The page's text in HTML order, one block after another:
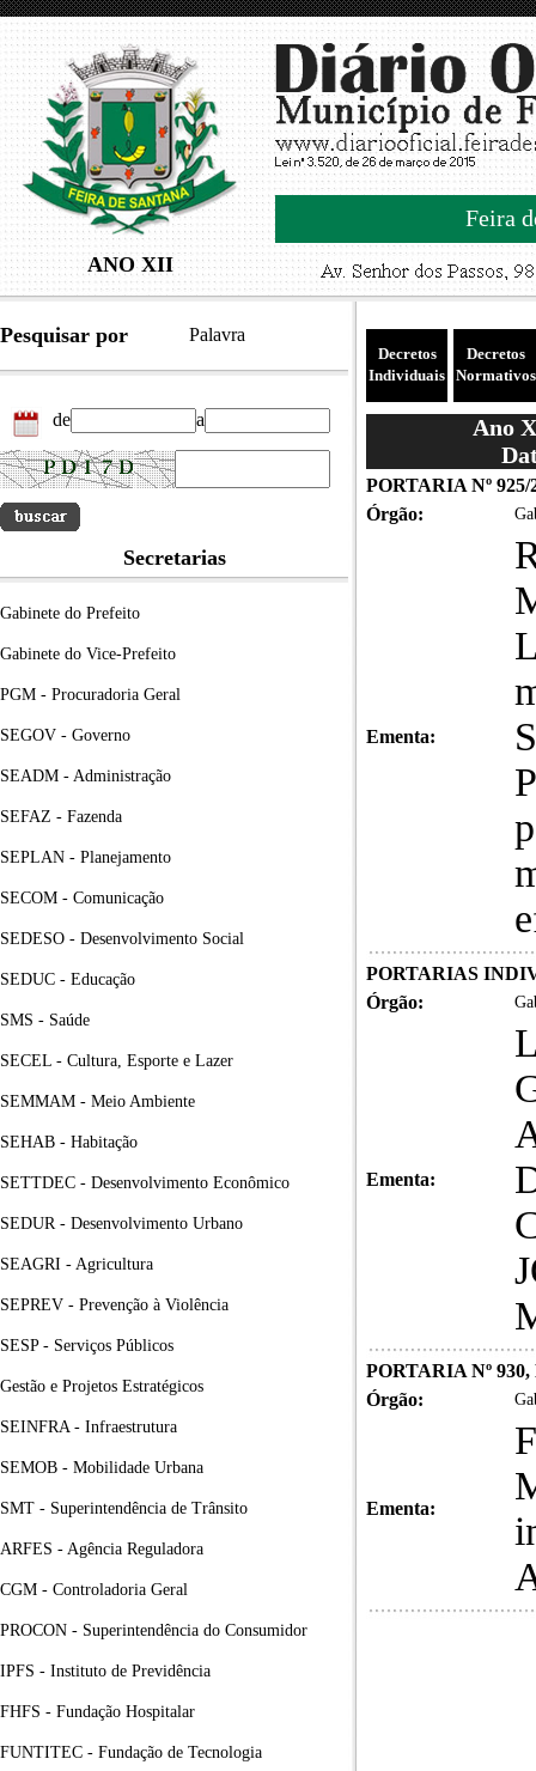
ANO XII
Feira
Pesquisar por Palavra
de a
Secretarias
Gabinete do Prefeito
Gabinete do Vice-Prefeito
PGM - Procuradoria Geral
SEGOV - Governo
SEADM - Administração
SEFAZ - Fazenda
SEPLAN - Planejamento
SECOM - Comunicação
SEDESO - Desenvolvimento Social
SEDUC - Educação
SMS - Saúde
SECEL - Cultura, Esporte e Lazer
SEMMAM - Meio Ambiente
SEHAB - Habitação
SETTDEC - Desenvolvimento Econômico
SEDUR - Desenvolvimento Urbano
SEAGRI - Agricultura
SEPREV - Prevenção à Violência
SESP - Serviços Públicos
Gestão e Projetos Estratégicos
SEINFRA - Infraestrutura
SEMOB - Mobilidade Urbana
SMT - Superintendência de Trânsito
ARFES - Agência Reguladora
CGM - Controladoria Geral
PROCON - Superintendência do Consumidor
IPFS - Instituto de Previdência
FHFS - Fundação Hospitalar
FUNTITEC - Fundação de Tecnologia
Decretos
Individuais
Decretos
Normativos
Ano
PORTARIA Nº 925/
Órgão:
Ementa:
PORTARIAS
Órgão:
Ementa:
PORTARIA Nº
Órgão:
Ementa: